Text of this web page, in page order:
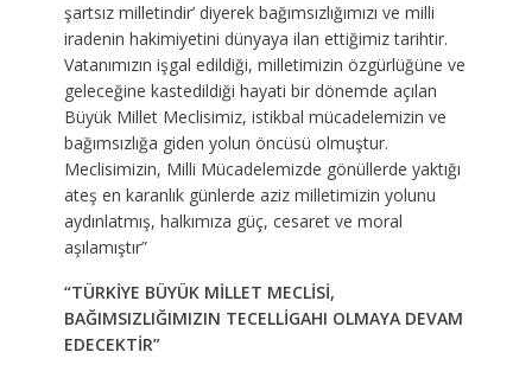
şartsız milletindir’ diyerek bağımsızlığımızı ve milli
iradenin hakimiyetini dünyaya ilan ettiğimiz tarihtir.
Vatanımızın işgal edildiği, milletimizin özgürlüğüne ve
geleceğine kastedildiği hayati bir dönemde açılan
Büyük Millet Meclisimiz, istikbal mücadelemizin ve
bağımsızlığa giden yolun öncüsü olmuştur.
Meclisimizin, Milli Mücadelemizde gönüllerde yaktığı
ateş en karanlık günlerde aziz milletimizin yolunu
aydınlatmış, halkımıza güç, cesaret ve moral
aşılamıştır”
“TÜRKİYE BÜYÜK MİLLET MECLİSİ,
BAĞIMSIZLIĞIMIZIN TECELLİGAHI OLMAYA DEVAM
EDECEKTİR”